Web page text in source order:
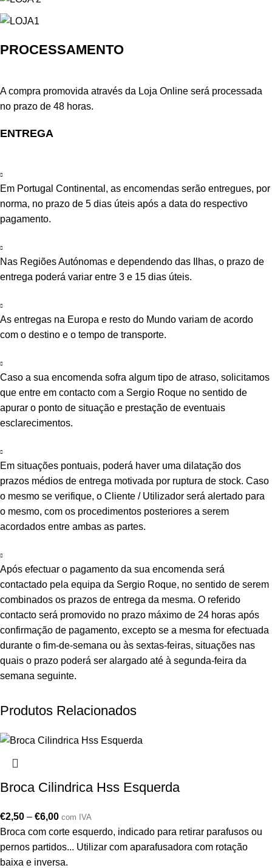
PROCESSAMENTO
A compra promovida através da Loja Online será processada
no prazo de 48 horas.
ENTREGA
Em Portugal Continental, as encomendas serão entregues, por
norma, no prazo de 5 dias úteis após a data do respectivo
pagamento.
Nas Regiões Autónomas e dependendo das Ilhas, o prazo de
entrega poderá variar entre 3 e 15 dias úteis.
As entregas na Europa e resto do Mundo variam de acordo
com o destino e o tempo de transporte.
Caso a sua encomenda sofra algum tipo de atraso, solicitamos
que entre em contacto com a Sergio Roque no sentido de
apurar o ponto de situação e prestação de eventuais
esclarecimentos.
Em situações pontuais, poderá haver uma dilatação dos
prazos médios de entrega motivada por ruptura de stock. Caso
o mesmo se verifique, o Cliente / Utilizador será alertado para
o mesmo, com os procedimentos posteriores a serem
acordados entre ambas as partes.
Após efectuar o pagamento da sua encomenda será
contactado pela equipa da Sergio Roque, no sentido de serem
combinados os prazos de entrega da mesma. O referido
contacto será promovido no prazo máximo de 24 horas após
confirmação de pagamento, excepto se a mesma for efectuada
durante o fim-de-semana ou às sextas-feiras, situações nas
quais o prazo poderá ser alargado até à segunda-feira da
semana seguinte.
Produtos Relacionados
Broca Cilindrica Hss Esquerda
€2,50 – €6,00 com IVA
Broca com corte esquerdo, indicado para retirar parafusos ou
pernos partidos... Utilizar com aparafusadora com rotação
baixa e inversa.